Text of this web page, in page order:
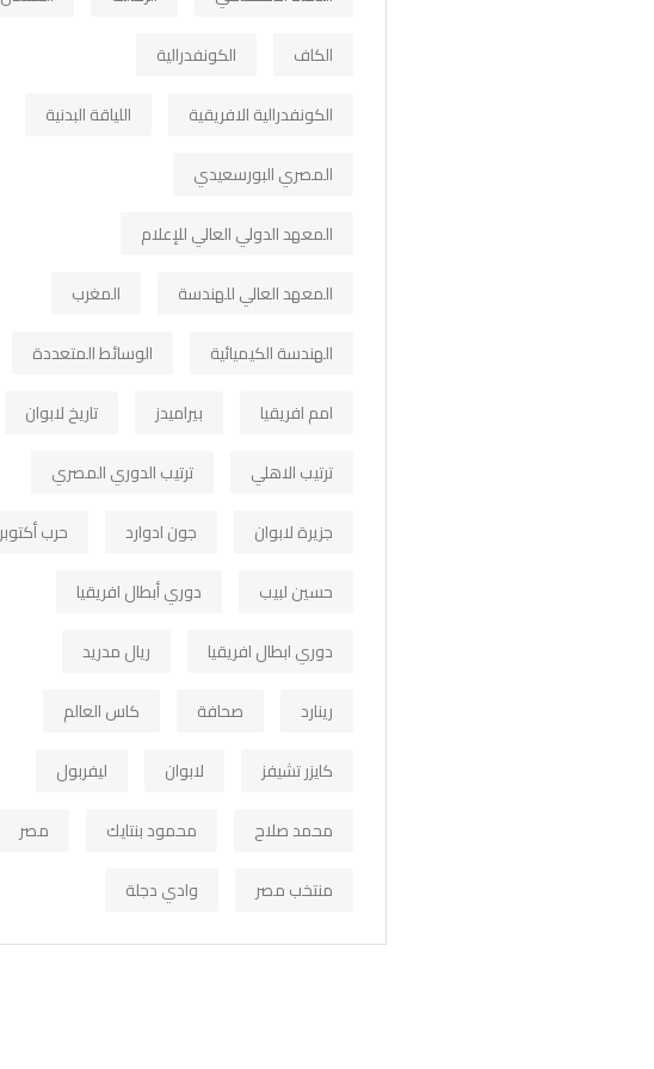
الكاف
الكونفدرالية
الكونفدرالية الافريقية
اللياقة البدنية
المصري البورسعيدي
المعهد الدولي العالي للإعلام
المعهد العالي للهندسة
المغرب
الهندسة الكيميائية
الوسائط المتعددة
امم افريقيا
بيراميدز
تاريخ لابوان
ترتيب الاهلي
ترتيب الدوري المصري
جزيرة لابوان
جون ادوارد
حرب أكتوبر
حسين لبيب
دوري أبطال افريقيا
دوري ابطال افريقيا
ريال مدريد
رينارد
صحافة
كاس العالم
كايزر تشيفز
لابوان
ليفربول
محمد صلاح
محمود بنتايك
مصر
منتخب مصر
وادي دجلة